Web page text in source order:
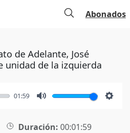
Abonados
de Adelante, José
unidad de la izquierda
01:59
Duración: 00:01:59